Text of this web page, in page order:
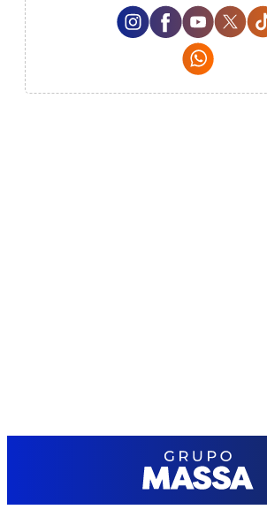
Instagram Social
Facebook